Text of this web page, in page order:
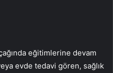
eğitimlerine devam
evde tedavi gören, sağlık